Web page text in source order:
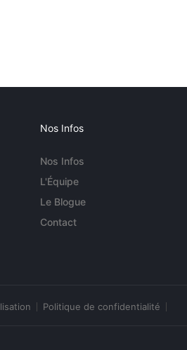
Nos Infos
Nos Infos
L'Équipe
Le Blogue
Contact
Politique de confidentialité